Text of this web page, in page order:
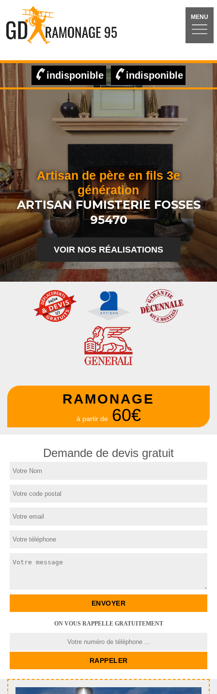
MENU
indisponible indisponible
Artisan de père en fils 3e
génération
ARTISAN FUMISTERIE FOSSES
95470
VOIR NOS RÉALISATIONS
RAMONAGE
à partir de 60€
Demande de devis gratuit
ON VOUS RAPPELLE GRATUITEMENT